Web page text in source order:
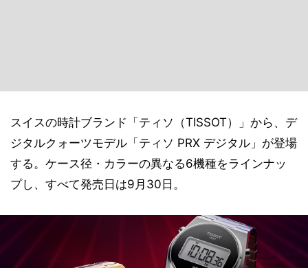
スイスの時計ブランド「ティソ（TISSOT）」から、デ
ジタルクォーツモデル「ティソ PRX デジタル」が登場
する。ケース径・カラーの異なる6機種をラインナッ
プし、すべて発売日は9月30日。